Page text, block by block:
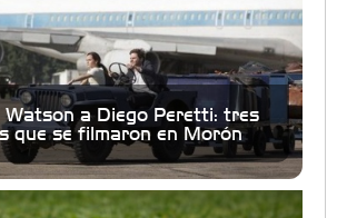
Watson a Diego Peretti: tres
que se filmaron en Morón